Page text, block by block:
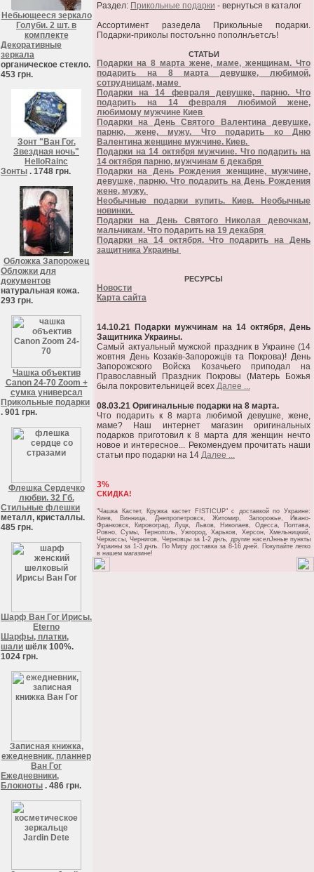
Небьющееся зеркало
Голуби. 2 шт. в
комплекте
Декоративные
зеркала
органическое стекло.
453 грн.
Зонт "Ван Гог.
Звездная ночь"
HelloRainc
Зонты . 1748 грн.
Обложка Запорожец
Обложки для
документов
натуральная кожа.
293 грн.
Чашка объектив
Canon 24-70 Zoom +
сумка универсал
Прикольные подарки
. 901 грн.
Флешка Сердечко
любви. 32 Гб.
Стильные флешки
металл, кристаллы.
485 грн.
Шарф Ван Гог Ирисы.
Eterno
Шарфы, платки,
шали шёлк 100%.
1024 грн.
Записная книжка,
ежедневник, планнер
Ван Гог
Ежедневники,
Блокноты . 486 грн.
Раздел: Прикольные подарки - вернуться в каталог
Ассортимент разедела Прикольные подарки.
Подарки-приколы постољнно пополнљетсљ!
СТАТЬИ
Подарки на 8 марта жене, маме, женщинам. Что
подарить на 8 марта девушке, любимой,
сотрудницам, маме
Подарки на 14 февраля девушке, парню. Что
подарить на 14 февраля любимой жене,
любимому мужчине Киев
Подарки на День Святого Валентина девушке,
парню, жене, мужу. Что подарить ко Дню
Валентина женщине мужчине. Киев.
Подарки на 14 октября мужчине. Что подарить на
14 октября парню, мужчинам 6 декабря
Подарки на День Рождения женщине, мужчине,
девушке, парню. Что подарить на День Рождения
жене, мужу.
Необычные подарки купить. Киев. Необычные
новинки.
Подарки на День Святого Николая девочкам,
мальчикам. Что подарить на 19 декабря
Подарки на 14 октября. Что подарить на День
защитника Украины
РЕСУРСЫ
Новости
Карта сайта
14.10.21 Подарки мужчинам на 14 октября, День
Защитника Украины.
Самый актуальный мужской праздник в Украине (14
жовтня День Козаків-Запорожців та Покрова)! День
Запорожского Войска Козачьего приподал на
Православный Праздник Покровы (Матерь Божья
была покровительницей всех Далее ...
08.03.21 Оригинальные подарки на 8 марта.
Что подарить к 8 марта любимой девушке, жене,
маме? Наш интернет магазин оригинальных
подарков приготовил к 8 марта для женщин нечто
новое и интересное... Рекомендуем прочитать наши
статьи про подарки на 14 Далее ...
3%
СКИДКА!
"Чашка Кастет, Кружка кастет FISTICUP" c доставкой по Украине:
Киев, Винница, Днепропетровск, Житомир, Запорожье, Ивано-
Франковск, Кировоград, Луцк, Львов, Николаев, Одесса, Полтава,
Ровно, Сумы, Тернополь, Ужгород, Харьков, Херсон, Хмельницкий,
Черкассы, Чернигов, Черновцы за 1-2 днљ, другие населЈнные пункты
Украины за 1-3 днљ. По Миру доставка за 8-16 дней. Покупайте легко
в нашем магазине!